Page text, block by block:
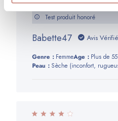
Test produit honoré
Babette47 Avis Vérifié
Genre: FemmeAge:
Plus de
Peau:
Sèche (inconfort,